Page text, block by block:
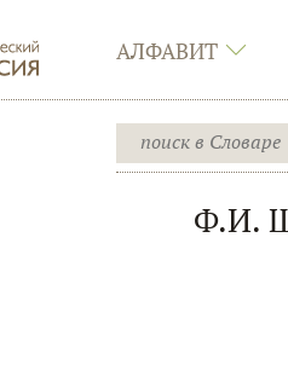
АЛФАВИТ
Ф.И.